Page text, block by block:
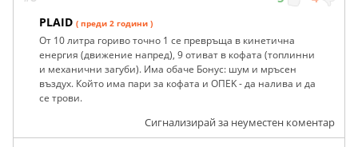
PLAID ( преди 2 години )
От 10 литра гориво точно 1 се превръща в кинетична
енергия (движение напред), 9 отиват в кофата (топлинни
и механични загуби). Има обаче Бонус: шум и мръсен
въздух. Който има пари за кофата и OПEK - да налива и да
се трови.
Сигнализирай за неуместен коментар